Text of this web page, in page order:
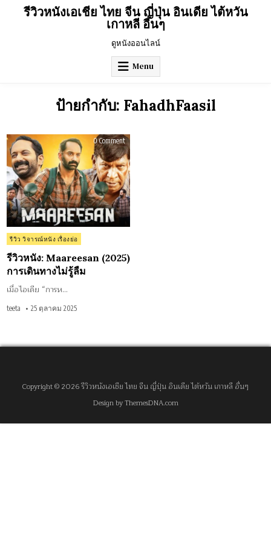
รีวิวหนังเอเชีย ไทย จีน ญี่ปุ่น อินเดีย ไต้หวัน
เกาหลี อื่นๆ
ดูหนังออนไลน์
Menu
ป้ายกำกับ: FahadhFaasil
0 Commenton
รีวิว
หนัง:
Maareesan
(2025)
การ
เดิน
ทาง
ไม่รู้
ลืม
Posted
in
รีวิว วิจารณ์หนัง เรื่องย่อ
รีวิวหนัง: Maareesan (2025)
การเดินทางไม่รู้ลืม
เมื่อไอเดีย “การห…
teeta 25 ตุลาคม 2025
Copyright © 2026 รีวิวหนังเอเชีย ไทย จีน ญี่ปุ่น อินเดีย ไต้หวัน เกาหลี อื่นๆ
Design by ThemesDNA.com